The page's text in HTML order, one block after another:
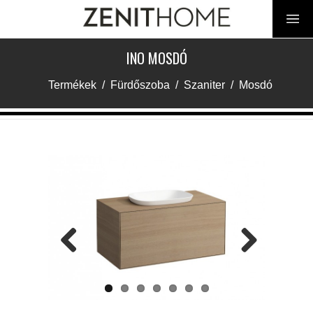
INO MOSDÓ
Termékek / Fürdőszoba / Szaniter / Mosdó